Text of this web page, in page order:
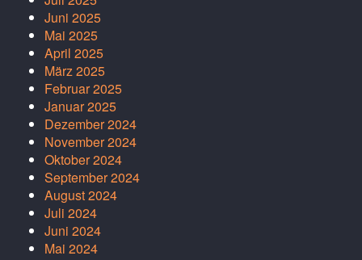
Juni 2025
Mai 2025
April 2025
März 2025
Februar 2025
Januar 2025
Dezember 2024
November 2024
Oktober 2024
September 2024
August 2024
Juli 2024
Juni 2024
Mai 2024